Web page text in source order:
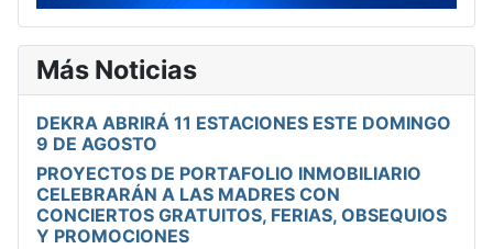
Más Noticias
DEKRA ABRIRÁ 11 ESTACIONES ESTE DOMINGO
9 DE AGOSTO
PROYECTOS DE PORTAFOLIO INMOBILIARIO
CELEBRARÁN A LAS MADRES CON
CONCIERTOS GRATUITOS, FERIAS, OBSEQUIOS
Y PROMOCIONES